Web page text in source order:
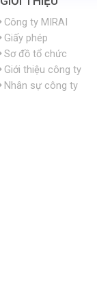
Công ty MIRAI
Giấy phép
Sơ đồ tổ chức
Giới thiệu công ty
Nhân sự công ty